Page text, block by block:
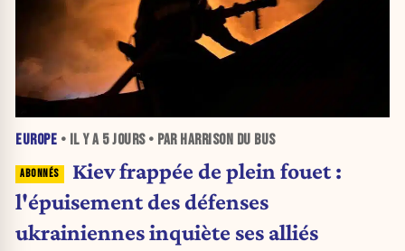
EUROPE • IL Y A 5 JOURS• PAR HARRISON DU BUS
Kiev frappée de plein fouet :
l'épuisement des défenses
ukrainiennes inquiète ses alliés